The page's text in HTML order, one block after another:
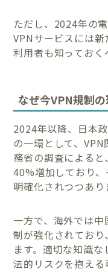
ただし、2024年の
VPNサービスには新
利用者も知っておく
なぜ今VPN規制
2024年以降、日本
の一環として、
務省の調査による
40%増加しており
明確化されつつあり
一方で、海外では
制が強化されてお
ます。適切な知識
法的リスクを抱える